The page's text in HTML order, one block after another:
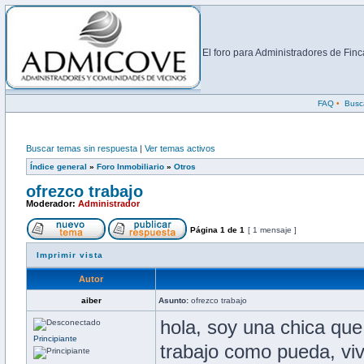
El foro para Administradores de
FAQ•
Buscar temas sin respuesta | Ver temas activos
Índice general » Foro Inmobiliario » Otros
ofrezco trabajo
Moderador: Administrador
Página 1 de 1 [ 1 mensaje ]
Imprimir vista
Autor
aiber Asunto: ofrezco trabajo
Principiante
hola, soy una chica
trabajo como pueda,